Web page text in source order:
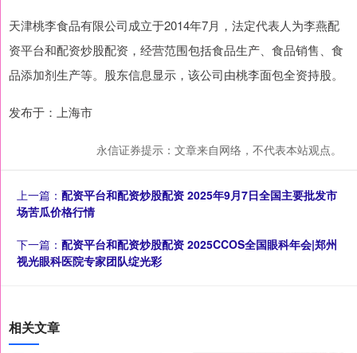
天津桃李食品有限公司成立于2014年7月，法定代表人为李燕配
资平台和配资炒股配资，经营范围包括食品生产、食品销售、食
品添加剂生产等。股东信息显示，该公司由桃李面包全资持股。
发布于：上海市
永信证券提示：文章来自网络，不代表本站观点。
上一篇： 配资平台和配资炒股配资 2025年9月7日全国主要批发市
场苦瓜价格行情
下一篇： 配资平台和配资炒股配资 2025CCOS全国眼科年会|郑州
视光眼科医院专家团队绽光彩
相关文章